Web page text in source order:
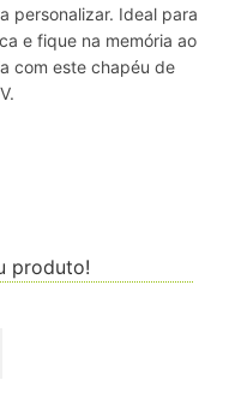
personalizar. Ideal para
e fique na memória ao
com este chapéu de
produto!